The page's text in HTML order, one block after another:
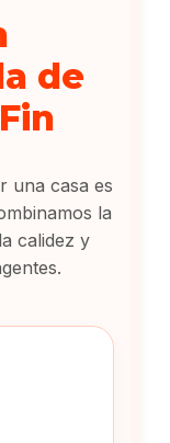
de
una casa es
la
calidez y